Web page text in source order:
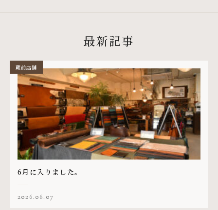
最新記事
6月に入りました。
2026.06.07
蔵前店舗